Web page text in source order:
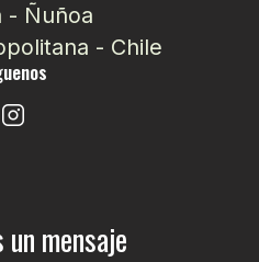
- Ñuñoa
- Chile
un mensaje